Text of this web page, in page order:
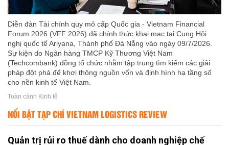
Diễn đàn Tài chính quy mô cấp Quốc gia - Vietnam Financial
Forum 2026 (VFF 2026) đã chính thức khai mạc tại Cung Hội
nghị quốc tế Ariyana, Thành phố Đà Nẵng vào ngày 09/7/2026.
Sự kiện do Ngân hàng TMCP Kỹ Thương Việt Nam
(Techcombank) đồng tổ chức nhằm tập trung tìm kiếm các giải
pháp đột phá để khơi thông nguồn vốn và định hình hạ tầng số
cho nền kinh tế Việt Nam.
Toàn cảnh Kinh tế
NỔI BẬT TẠP CHÍ VIETNAM LOGISTICS REVIEW
Quản trị rủi ro thuế dành cho doanh nghiệp chế